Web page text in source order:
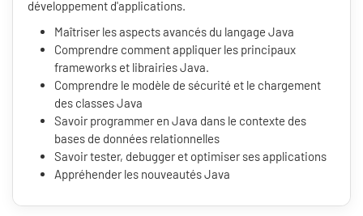
développement d'applications.
Maîtriser les aspects avancés du langage Java
Comprendre comment appliquer les principaux
frameworks et librairies Java.
Comprendre le modèle de sécurité et le chargement
des classes Java
Savoir programmer en Java dans le contexte des
bases de données relationnelles
Savoir tester, debugger et optimiser ses applications
Appréhender les nouveautés Java